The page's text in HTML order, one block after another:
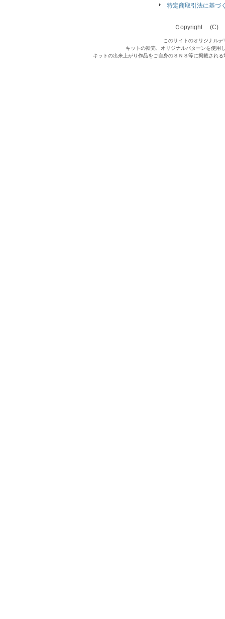
特定商取引法に基づ
Ｃopyright (C)
このサイトのオリジナル
キットの転売、オリジナルパターンを使用
キットの出来上がり作品をご自身のＳＮＳ等に掲載され